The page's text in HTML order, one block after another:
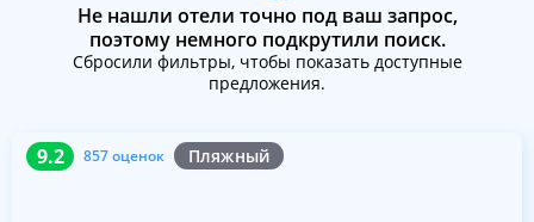
Не нашли отели точно под ваш запрос,
поэтому немного подкрутили поиск.
Сбросили фильтры, чтобы показать доступные
предложения.
9.2 857 оценок Пляжный
9.2 857 оценок